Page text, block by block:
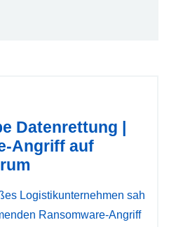
Datenrettung |
Angriff auf
Logistikunternehmen sah
Ransomware-Angriff